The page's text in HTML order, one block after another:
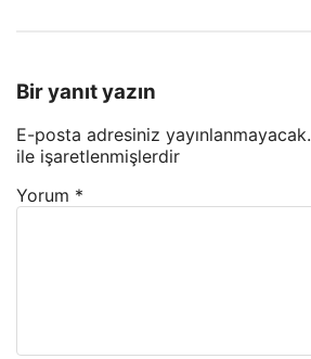
Bir yanıt yazın
E-posta adresiniz yayınlanmayacak.
ile işaretlenmişlerdir
Yorum *